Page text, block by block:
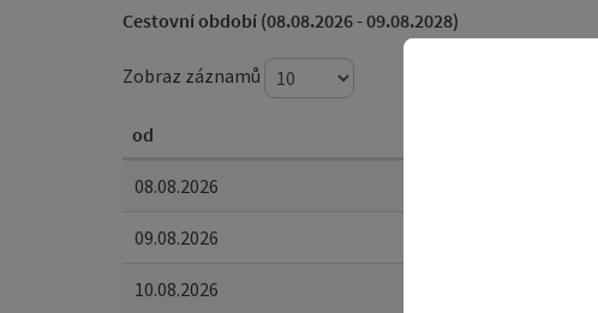
Cestovní období (08.08.2026 - 09.08.2028)
Zobraz záznamů
od
08.08.2026
09.08.2026
10.08.2026